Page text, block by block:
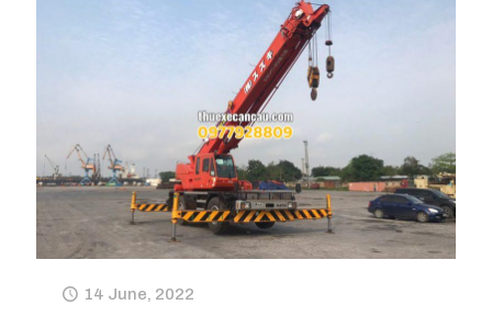
14 June, 2022